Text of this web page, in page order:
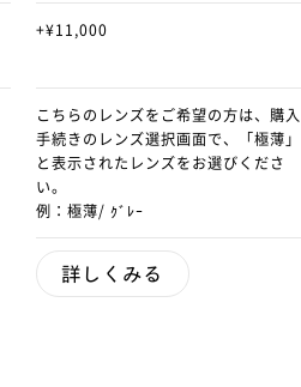
+¥11,000
こちらのレンズをご希望の方は、購入
手続きのレンズ選択画面で、「極薄」
と表示されたレンズをお選びくださ
い。
例：極薄/ ｸﾞﾚｰ
詳しくみる